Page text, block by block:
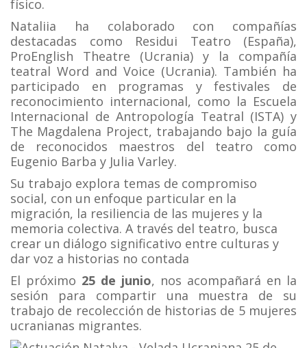
físico.
Nataliia ha colaborado con compañías
destacadas como Residui Teatro (España),
ProEnglish Theatre (Ucrania) y la compañía
teatral Word and Voice (Ucrania). También ha
participado en programas y festivales de
reconocimiento internacional, como la Escuela
Internacional de Antropología Teatral (ISTA) y
The Magdalena Project, trabajando bajo la guía
de reconocidos maestros del teatro como
Eugenio Barba y Julia Varley.
Su trabajo explora temas de compromiso
social, con un enfoque particular en la
migración, la resiliencia de las mujeres y la
memoria colectiva. A través del teatro, busca
crear un diálogo significativo entre culturas y
dar voz a historias no contada
El próximo 25 de junio, nos acompañará en la
sesión para compartir una muestra de su
trabajo de recolección de historias de 5 mujeres
ucranianas migrantes.